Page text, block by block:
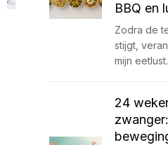
BBQ en
Zodra de
stijgt,
mijn
24